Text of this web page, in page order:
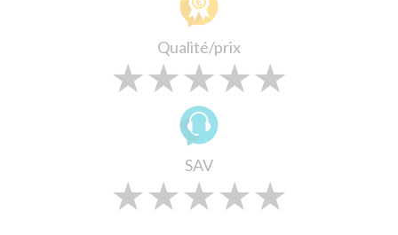
Qualité/prix
★
★★
★★★
★★★★
★★★★★
SAV
★
★★
★★★
★★★★
★★★★★